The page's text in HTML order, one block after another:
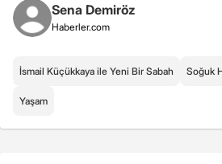
Sena Demiröz
Haberler.com
İsmail Küçükkaya ile Yeni Bir Sabah Soğuk
Yaşam